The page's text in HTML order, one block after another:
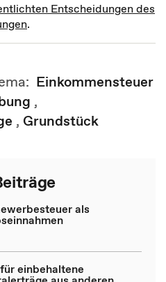
Entscheidungen des
.
Einkommensteuer
,
, Grundstück
als
einbehaltene